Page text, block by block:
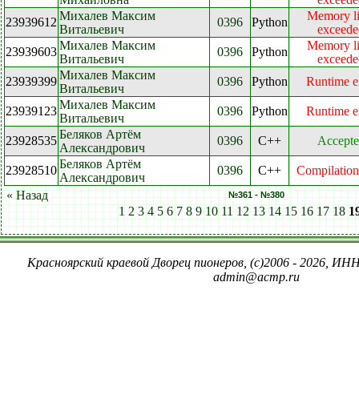
23939612 Михалев Максим
Витальевич
0396 Python
Memory
23939603Михалев Максим
Витальевич
0396 Python
Memory
23939399Михалев Максим
Витальевич
0396 Python Runtime
23939123Михалев Максим
Витальевич
0396 Python Runtime
23928535Беляков Артём
Александрович
0396 C++
23928510Беляков Артём
Александрович
0396 C++
« Назад
№361 - №380
1 2 3 4 5 6 7 8 9 10 11 12 13 14 15 16 17 18
Красноярский краевой Дворец пионеров, (c)2006 - 2026,
admin@acmp.ru